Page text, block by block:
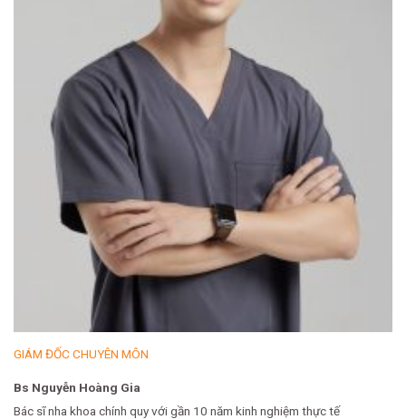
GIÁM ĐỐC CHUYÊN MÔN
Bs Nguyễn Hoàng Gia
Bác sĩ nha khoa chính quy với gần 10 năm kinh nghiệm thực tế